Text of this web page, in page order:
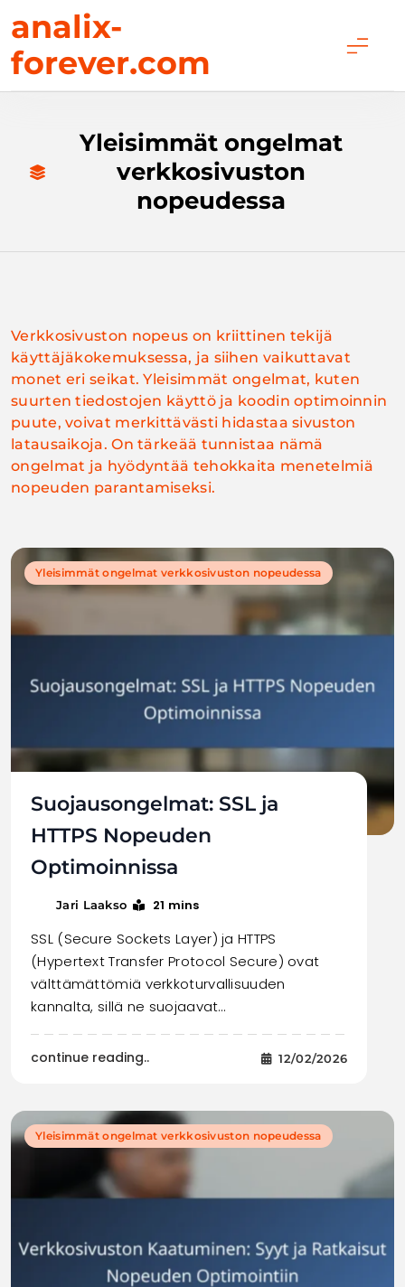
to
content
analix-
forever.com
Yleisimmät ongelmat
verkkosivuston
nopeudessa
Verkkosivuston nopeus on kriittinen tekijä
käyttäjäkokemuksessa, ja siihen vaikuttavat
monet eri seikat. Yleisimmät ongelmat, kuten
suurten tiedostojen käyttö ja koodin optimoinnin
puute, voivat merkittävästi hidastaa sivuston
latausaikoja. On tärkeää tunnistaa nämä
ongelmat ja hyödyntää tehokkaita menetelmiä
nopeuden parantamiseksi.
Yleisimmät ongelmat verkkosivuston nopeudessa
Suojausongelmat: SSL ja
HTTPS Nopeuden
Optimoinnissa
Jari Laakso 21 mins
SSL (Secure Sockets Layer) ja HTTPS
(Hypertext Transfer Protocol Secure) ovat
välttämättömiä verkkoturvallisuuden
kannalta, sillä ne suojaavat…
continue reading.. 12/02/2026
Yleisimmät ongelmat verkkosivuston nopeudessa